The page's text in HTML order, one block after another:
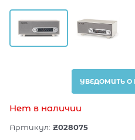
УВЕДОМИТЬ О
Нет в наличии
Артикул: Z028075